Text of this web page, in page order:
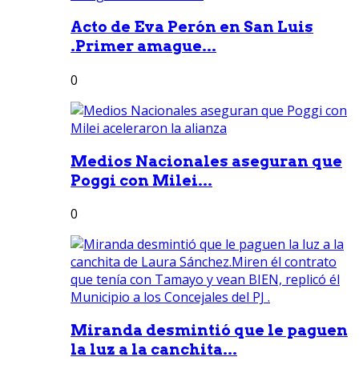
Acto de Eva Perón en San Luis
.Primer amague...
0
Medios Nacionales aseguran que
Poggi con Milei...
0
Miranda desmintió que le paguen
la luz a la canchita...